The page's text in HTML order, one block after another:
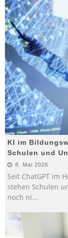
KI im
Schulen und
8. Mai 2026
Seit ChatGPT im
stehen Schulen
noch ni...